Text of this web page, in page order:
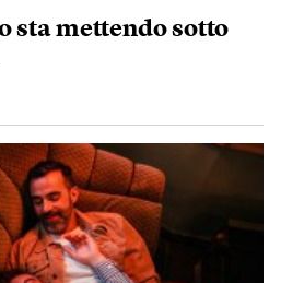
sta mettendo sotto